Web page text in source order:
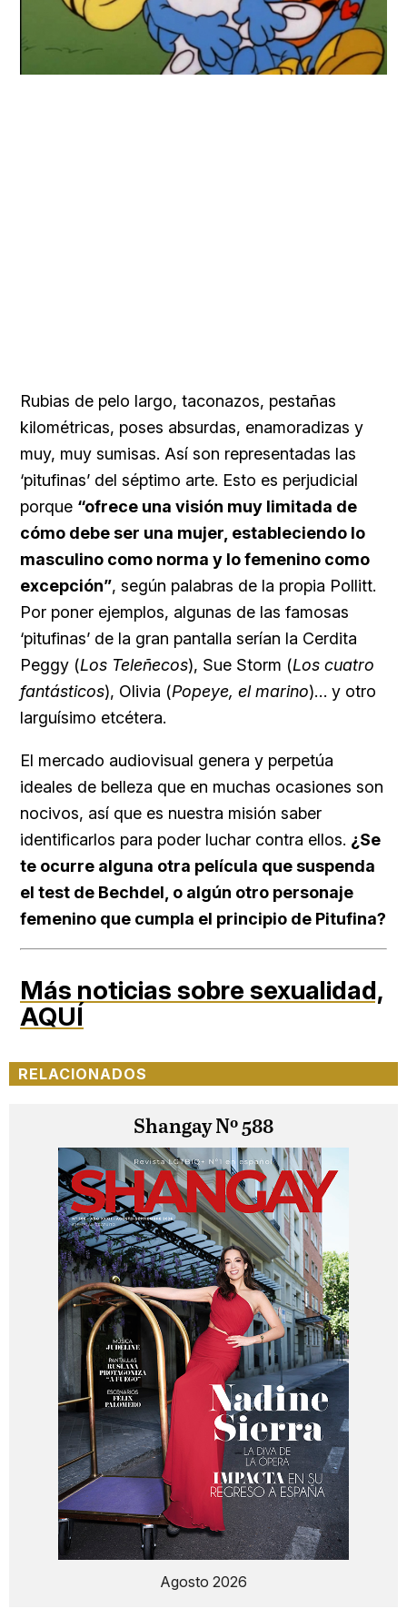
Rubias de pelo largo, taconazos, pestañas
kilométricas, poses absurdas, enamoradizas y
muy, muy sumisas. Así son representadas las
‘pitufinas’ del séptimo arte. Esto es perjudicial
porque “ofrece una visión muy limitada de
cómo debe ser una mujer, estableciendo lo
masculino como norma y lo femenino como
excepción”, según palabras de la propia Pollitt.
Por poner ejemplos, algunas de las famosas
‘pitufinas’ de la gran pantalla serían la Cerdita
Peggy (Los Teleñecos), Sue Storm (Los cuatro
fantásticos), Olivia (Popeye, el marino)… y otro
larguísimo etcétera.
El mercado audiovisual genera y perpetúa
ideales de belleza que en muchas ocasiones son
nocivos, así que es nuestra misión saber
identificarlos para poder luchar contra ellos. ¿Se
te ocurre alguna otra película que suspenda
el test de Bechdel, o algún otro personaje
femenino que cumpla el principio de Pitufina?
Más noticias sobre sexualidad,
AQUÍ
RELACIONADOS
Shangay Nº 588
Agosto 2026